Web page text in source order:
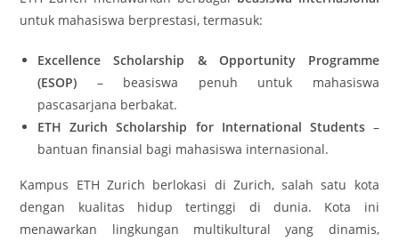
untuk mahasiswa berprestasi, termasuk:
Excellence Scholarship & Opportunity Programme
(ESOP) – beasiswa penuh untuk mahasiswa
pascasarjana berbakat.
ETH Zurich Scholarship for International Students–
bantuan finansial bagi mahasiswa internasional.
Kampus ETH Zurich berlokasi di Zurich, salah satu kota
dengan kualitas hidup tertinggi di dunia. Kota ini
menawarkan lingkungan multikultural yang dinamis,